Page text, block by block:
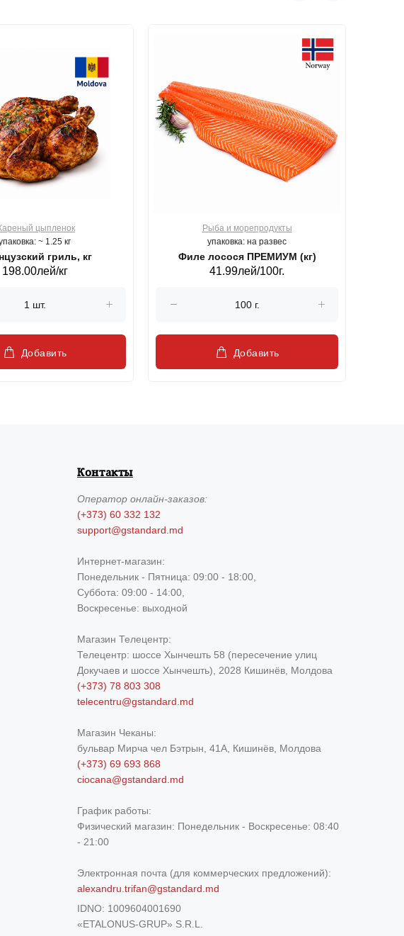
цыпленок
~ 1.25 кг
гриль, кг
198.00лей/кг
Добавить
Рыба и морепродукты
упаковка: на развес
Филе лосося ПРЕМИУМ (кг)
41.99лей/100г.
Добавить
Контакты
Операторонлайн-заказов:
(+373) 60 332 132
support@gstandard.md
Интернет-магазин:
Понедельник - Пятница: 09:00 - 18:00,
Суббота: 09:00 - 14:00,
Воскресенье: выходной
Магазин Телецентр:
Телецентр: шоссе Хынчешть 58 (пересечение улиц
Докучаев и шоссе Хынчешть), 2028 Кишинёв, Молдова
(+373) 78 803 308
telecentru@gstandard.md
Магазин Чеканы:
бульвар Мирча чел Бэтрын, 41A, Кишинёв, Молдова
(+373) 69 693 868
ciocana@gstandard.md
График работы:
Физический магазин: Понедельник - Воскресенье: 08:40
- 21:00
Электронная почта (для коммерческих предложений):
alexandru.trifan@gstandard.md
IDNO: 1009604001690
«ETALONUS-GRUP» S.R.L.